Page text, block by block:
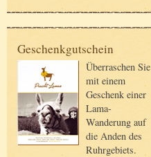
Geschenkgutschein
Überraschen Sie
mit einem
Geschenk einer
Lama-
Wanderung auf
die Anden des
Ruhrgebiets.